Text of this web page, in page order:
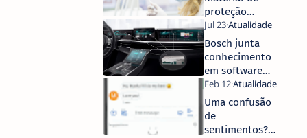
proteção
contra o covid-
19 ao Hospital
de Aveiro
Bosch junta
conhecimento
em software e
eletrónica
numa divisão
com 17.000
colaboradores
Uma confusão
de
sentimentos? A